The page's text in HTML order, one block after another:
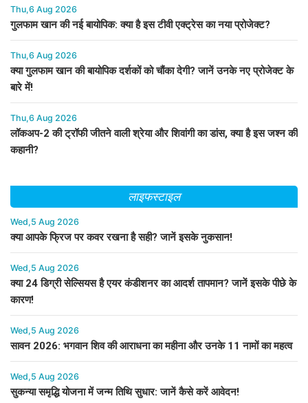
Thu,6 Aug 2026
गुलफाम खान की नई बायोपिक: क्या है इस टीवी एक्ट्रेस का नया प्रोजेक्ट?
Thu,6 Aug 2026
क्या गुलफाम खान की बायोपिक दर्शकों को चौंका देगी? जानें उनके नए प्रोजेक्ट के
बारे में!
Thu,6 Aug 2026
लॉकअप-2 की ट्रॉफी जीतने वाली श्रेया और शिवांगी का डांस, क्या है इस जश्न की
कहानी?
लाइफस्टाइल
Wed,5 Aug 2026
क्या आपके फ्रिज पर कवर रखना है सही? जानें इसके नुकसान!
Wed,5 Aug 2026
क्या 24 डिग्री सेल्सियस है एयर कंडीशनर का आदर्श तापमान? जानें इसके पीछे के
कारण!
Wed,5 Aug 2026
सावन 2026: भगवान शिव की आराधना का महीना और उनके 11 नामों का महत्व
Wed,5 Aug 2026
सुकन्या समृद्धि योजना में जन्म तिथि सुधार: जानें कैसे करें आवेदन!